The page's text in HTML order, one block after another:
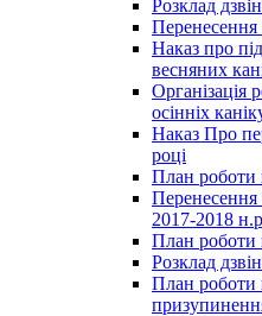
Розклад
Перенесення
Наказ про
весняних
Організація
осінніх
Наказ Про
році
План роботи
Перенесення
2017-2018
План роботи
Розклад
План роботи